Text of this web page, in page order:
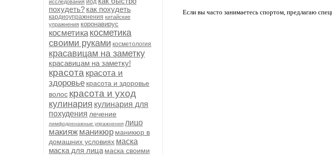
исследования йод
похудеть? как похудеть
кардиоупражнения китайские
упражнения коронавирус
косметика косметика
своими руками косметология
красавицам на заметку
красавицам на заметку!
красота красота и
здоровье красота и здоровье
волос красота и уход
кулинария кулинария для
похудения лечение
лимфодренажные упражнения лицо
макияж маникюр маникюр в
домашних условиях маска
маска для лица маска своими
Если вы часто занимаетесь спортом, предлагаю